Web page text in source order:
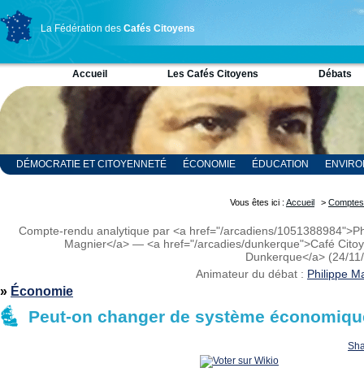
La Fédération des Cafés Citoyens
Accueil Les Cafés Citoyens Débats
DÉMOCRATIE ET CITOYENNETÉ ÉCONOMIE ÉDUCATION
Vous êtes ici : Accueil >
Compte-rendu analytique par <a href="/arcadiens/
Magnier</a> — <a href="/arcadies/dunkerque">Café
Dunkerque</a> (24/
Animateur du débat : Philippe
» Économie
Peut-on changer de système